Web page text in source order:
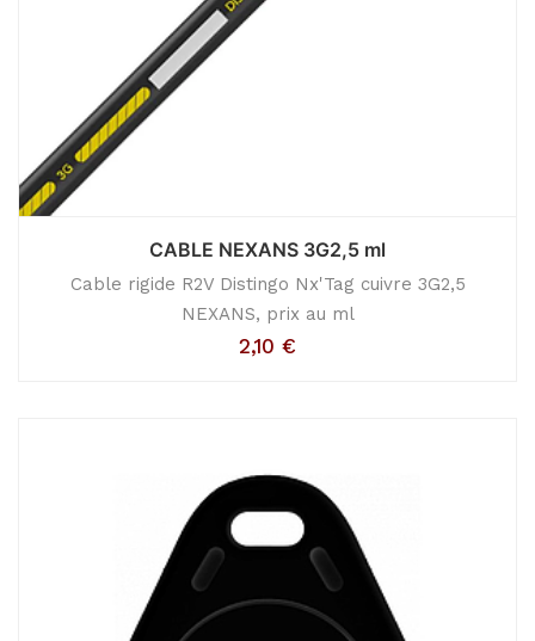
CABLE NEXANS 3G2,5 ml
Cable rigide R2V Distingo Nx'Tag cuivre 3G2,5
NEXANS, prix au ml
2,10 €